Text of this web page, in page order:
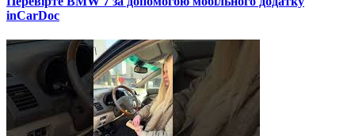
inCarDoc